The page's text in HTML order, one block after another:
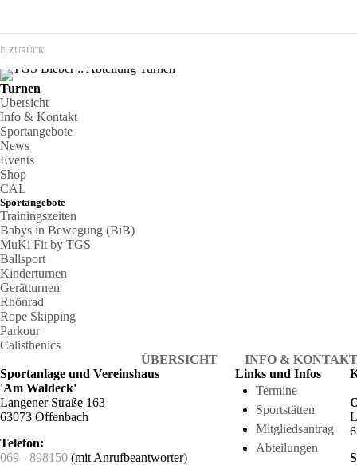
ZURÜCK
Turnen
Übersicht
Info & Kontakt
Sportangebote
News
Events
Shop
CAL
Sportangebote
Trainingszeiten
Babys in Bewegung (BiB)
MuKi Fit by TGS
Ballsport
Kinderturnen
Gerätturnen
Rhönrad
Rope Skipping
Parkour
Calisthenics
ÜBERSICHT
INFO & KONTAKT
Sportanlage und Vereinshaus
'Am Waldeck'
Langener Straße 163
63073 Offenbach
Telefon:
069 - 898150 (mit Anrufbeantworter)
Links und Infos
Termine
Sportstätten
Mitgliedsantrag
Abteilungen